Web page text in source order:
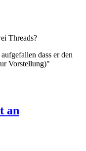
Threads?
dass er den
Vorstellung)"
an